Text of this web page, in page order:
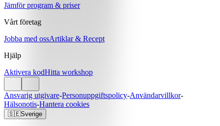
Jämför program & priser
Vårt företag
Jobba med ossArtiklar & Recept
Hjälp
Aktivera kodHitta workshop
Ansvarig utgivare-Personuppgiftspolicy-Användarvillkor-
Hälsonotis-Hantera cookies
🇸🇪Sverige